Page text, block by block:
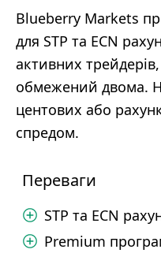
Blueberry Markets
для STP та ECN
активних
обмежений двома.
центових або
спредом.
Переваги
STP та ECN
Premium